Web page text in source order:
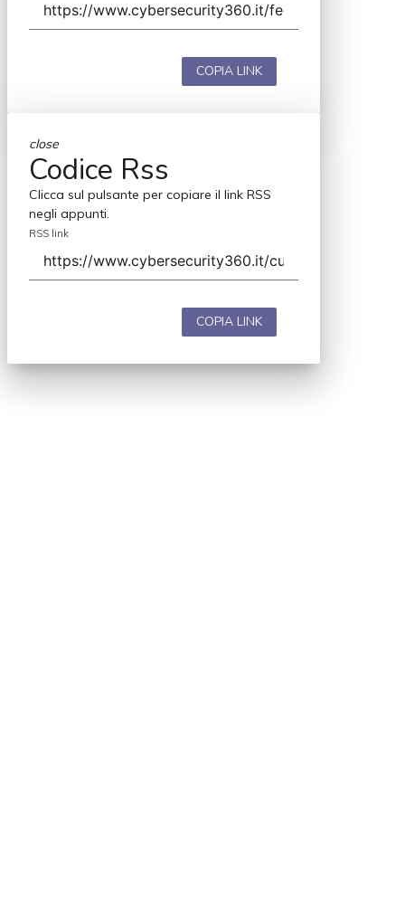
COPIA LINK
close
Codice Rss
Clicca sul pulsante per copiare il link RSS
negli appunti.
RSS link
COPIA LINK